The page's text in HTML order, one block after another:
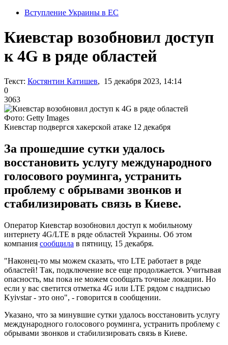
Вступление Украины в ЕС
Киевстар возобновил доступ
к 4G в ряде областей
Текст: Костянтин Катишев, 15 декабря 2023, 14:14
0
3063
Фото: Getty Images
Киевстар подвергся хакерской атаке 12 декабря
За прошедшие сутки удалось
восстановить услугу международного
голосового роуминга, устранить
проблему с обрывами звонков и
стабилизировать связь в Киеве.
Оператор Киевстар возобновил доступ к мобильному
интернету 4G/LTE в ряде областей Украины. Об этом
компания сообщила в пятницу, 15 декабря.
"Наконец-то мы можем сказать, что LTE работает в ряде
областей! Так, подключение все еще продолжается. Учитывая
опасность, мы пока не можем сообщать точные локации. Но
если у вас светится отметка 4G или LTE рядом с надписью
Kyivstar - это оно", - говорится в сообщении.
Указано, что за минувшие сутки удалось восстановить услугу
международного голосового роуминга, устранить проблему с
обрывами звонков и стабилизировать связь в Киеве.